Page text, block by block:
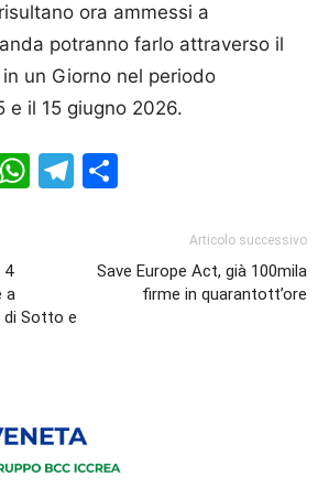
ora ammessi a
potranno farlo attraverso il
un Giorno nel periodo
e il 15 giugno 2026.
WhatsApp
Telegram
4
a
di Sotto e
Articolo successivo
Save Europe Act, già 100mila
firme in quarantott’ore